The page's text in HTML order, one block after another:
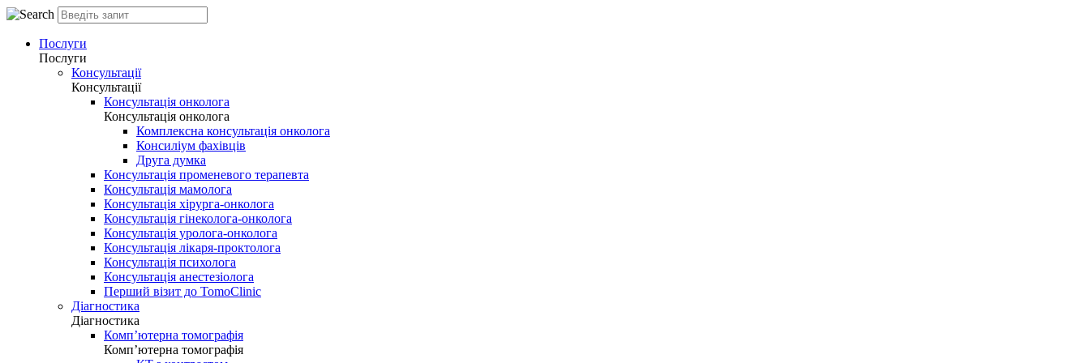
Послуги
Послуги
Консультації
Консультації
Консультація онколога
Консультація онколога
Комплексна консультація онколога
Консиліум фахівців
Друга думка
Консультація променевого терапевта
Консультація мамолога
Консультація хірурга-онколога
Консультація гінеколога-онколога
Консультація уролога-онколога
Консультація лікаря-проктолога
Консультація психолога
Консультація анестезіолога
Перший візит до TomoClinic
Діагностика
Діагностика
Комп’ютерна томографія
Комп’ютерна томографія